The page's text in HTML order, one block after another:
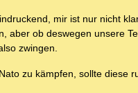
mir ist nur nicht
aber ob deswegen unsere
zwingen.
zu kämpfen, sollte diese